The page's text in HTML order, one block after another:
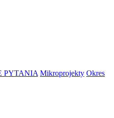
PYTANIA Mikroprojekty Okres